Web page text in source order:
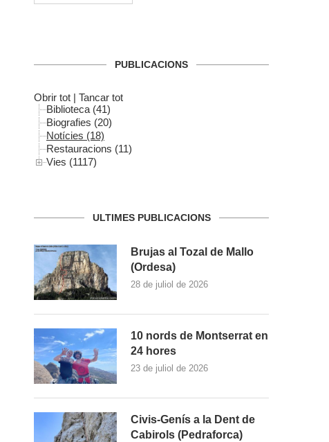
PUBLICACIONS
Obrir tot | Tancar tot
Biblioteca (41)
Biografies (20)
Notícies (18)
Restauracions (11)
Vies (1117)
ULTIMES PUBLICACIONS
Brujas al Tozal de Mallo
(Ordesa)
28 de juliol de 2026
10 nords de Montserrat en
24 hores
23 de juliol de 2026
Civis-Genís a la Dent de
Cabirols (Pedraforca)